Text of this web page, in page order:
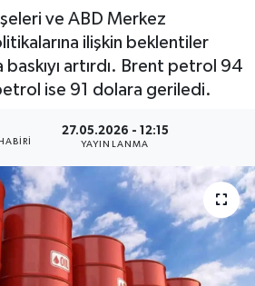
ve ABD Merkez
ilişkin beklentiler
artırdı. Brent petrol 94
ise 91 dolara geriledi.
27.05.2026 - 12:15
YAYINLANMA
Durumu ve Fikstür